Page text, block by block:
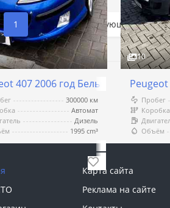
407 2006 год Бельцы
300000 км
Автомат
Дизель
1995 cm³
10
Peugeot
Пробег
Коробка
Объём
Бельцы
1 2 3 Следующая
Карта сайта
Реклама на сайте